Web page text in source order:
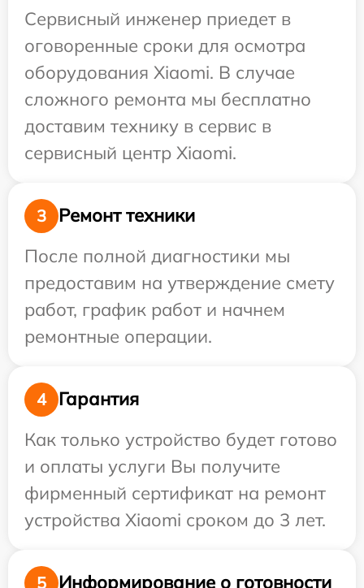
Сервисный инженер приедет в
оговоренные сроки для осмотра
оборудования Xiaomi. В случае
сложного ремонта мы бесплатно
доставим технику в сервис в
сервисный центр Xiaomi.
3
Ремонт техники
После полной диагностики мы
предоставим на утверждение смету
работ, график работ и начнем
ремонтные операции.
4
Гарантия
Как только устройство будет готово
и оплаты услуги Вы получите
фирменный сертификат на ремонт
устройства Xiaomi сроком до 3 лет.
5 Информирование о готовности